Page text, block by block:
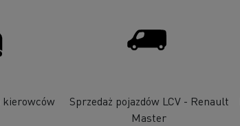
kierowców
Sprzedaż pojazdów LCV - Renault
Master